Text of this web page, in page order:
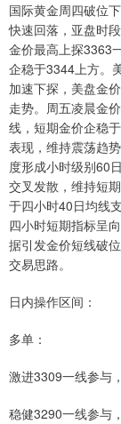
国际黄金周四破位
快速回落，亚盘时
金价最高上探3363
企稳于3344上方。
加速下探，美盘金
走势。周五凌晨金
线，短期金价企稳
表现，维持震荡趋
度形成小时级别60
交叉发散，维持短
于四小时40日均线
四小时短期指标呈
据引发金价短线破
交易思路。
日内操作区间：
多单：
激进3309一线参与
稳健3290一线参与